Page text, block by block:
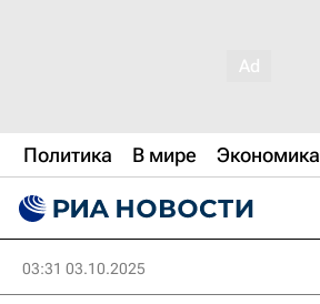
Политика В мире Экономика
03:31 03.10.2025